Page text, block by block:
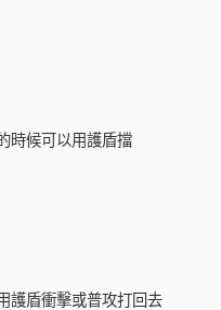
時候可以用護盾擋
護盾衝擊或普攻打回去